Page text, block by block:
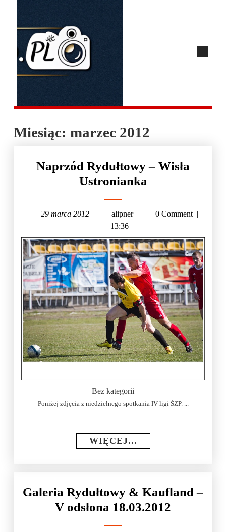
Miesiąc: marzec 2012
Naprzód Rydułtowy – Wisła
Ustronianka
29 marca 2012 | alipner | 0 Comment |
13:36
Bez kategorii
Poniżej zdjęcia z niedzielnego spotkania IV ligi ŚZP. ...
WIĘCEJ...
Galeria Rydułtowy & Kaufland –
V odsłona 18.03.2012